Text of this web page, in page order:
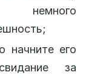
немного
начните его
за